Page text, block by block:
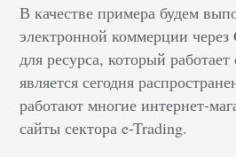
В качестве примера будем
электронной коммерции
для ресурса, который
является сегодня
работают многие интернет-
сайты сектора e-Trading.